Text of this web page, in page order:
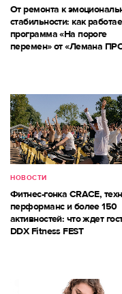
От ремонта к
стабильности: как
программа «На пороге
перемен» от «Лемана
НОВОСТИ
Фитнес-гонка CRACE,
перформанс и более 150
активностей: что ждет
DDX Fitness FEST